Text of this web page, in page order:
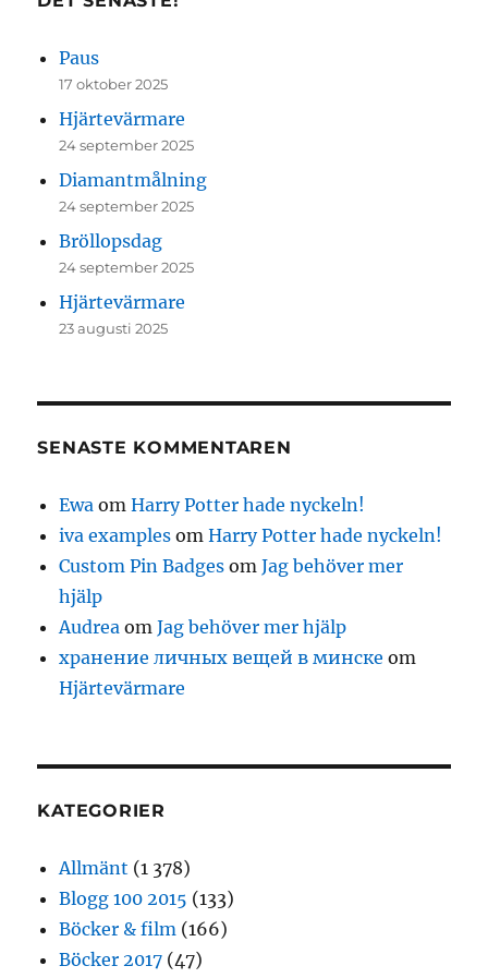
Paus
17 oktober 2025
Hjärtevärmare
24 september 2025
Diamantmålning
24 september 2025
Bröllopsdag
24 september 2025
Hjärtevärmare
23 augusti 2025
SENASTE KOMMENTAREN
Ewa omHarry Potter hade nyckeln!
iva examples omHarry Potter hade nyckeln!
Custom Pin Badges omJag behöver mer
hjälp
Audrea omJag behöver mer hjälp
хранение личных вещей в минске om
Hjärtevärmare
KATEGORIER
Allmänt (1 378)
Blogg 100 2015 (133)
Böcker & film (166)
Böcker 2017 (47)